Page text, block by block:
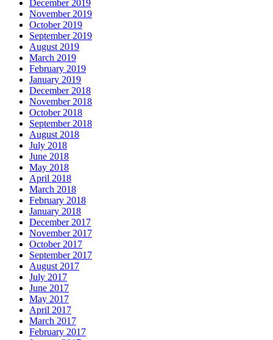
December 2019
November 2019
October 2019
September 2019
August 2019
March 2019
February 2019
January 2019
December 2018
November 2018
October 2018
September 2018
August 2018
July 2018
June 2018
May 2018
April 2018
March 2018
February 2018
January 2018
December 2017
November 2017
October 2017
September 2017
August 2017
July 2017
June 2017
May 2017
April 2017
March 2017
February 2017